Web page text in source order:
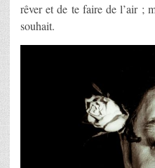
rêver et de te faire de l’air ;
souhait.